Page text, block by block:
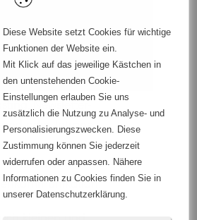
zur strukturierten
in
Systemen
genauso zu
Metier wie
Newsletter-
oder Intranet-
für die
interne
Diese Website setzt Cookies für wichtige
Funktionen der Website ein.
Mit Klick auf das jeweilige Kästchen in
den untenstehenden Cookie-
Einstellungen erlauben Sie uns
zusätzlich die Nutzung zu Analyse- und
Personalisierungszwecken. Diese
Zustimmung können Sie jederzeit
widerrufen oder anpassen. Nähere
Informationen zu Cookies finden Sie in
unserer Datenschutzerklärung.